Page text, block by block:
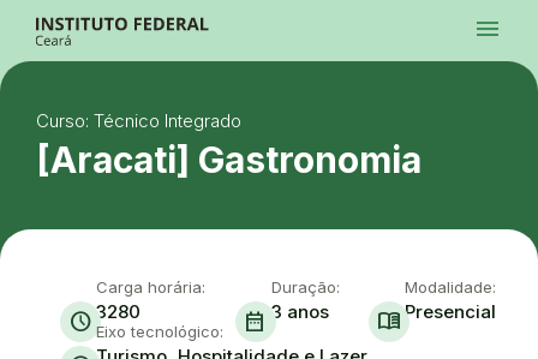
Ir para a busca
Ir para o menu principal
Ir para o conteúdo
Alto Contraste
Login da Área Administrativa
Acessibilidade
menu
Curso: Técnico Integrado
[Aracati] Gastronomia
schedule
Carga horária:
3280 date_range
Duração:
3 anos menu_book
Modalidade:
Presencial
Eixo tecnológico: